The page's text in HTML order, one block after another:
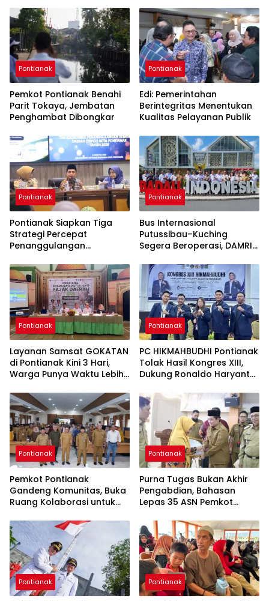
Pontianak
Pemkot Pontianak Benahi
Parit Tokaya, Jembatan
Penghambat Dibongkar
Pontianak
Edi: Pemerintahan
Berintegritas Menentukan
Kualitas Pelayanan Publik
Pontianak
Pontianak Siapkan Tiga
Strategi Percepat
Penanggulangan
Pontianak
Bus Internasional
Putussibau–Kuching
Segera Beroperasi, DAMRI
Sarawak
Pontianak
Layanan Samsat GOKATAN
di Pontianak Kini 3 Hari,
Warga Punya Waktu Lebih
Pontianak
PC HIKMAHBUDHI Pontianak
Tolak Hasil Kongres XIII,
Dukung Ronaldo Haryanto
Pontianak
Pemkot Pontianak
Gandeng Komunitas, Buka
Ruang Kolaborasi untuk
Pontianak
Purna Tugas Bukan Akhir
Pengabdian, Bahasan
Lepas 35 ASN Pemkot
Pontianak Pontianak